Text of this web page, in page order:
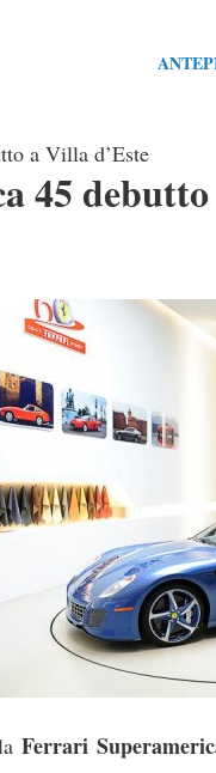
a Villa d’Este
45
Ferrari